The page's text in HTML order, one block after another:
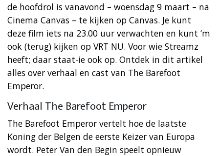
de hoofdrol is vanavond – woensdag 9 maart – na
Cinema Canvas – te kijken op Canvas. Je kunt
deze film iets na 23.00 uur verwachten en kunt ‘m
ook (terug) kijken op VRT NU. Voor wie Streamz
heeft; daar staat-ie ook op. Ontdek in dit artikel
alles over verhaal en cast van The Barefoot
Emperor.
Verhaal The Barefoot Emperor
The Barefoot Emperor vertelt hoe de laatste
Koning der Belgen de eerste Keizer van Europa
wordt. Peter Van den Begin speelt opnieuw